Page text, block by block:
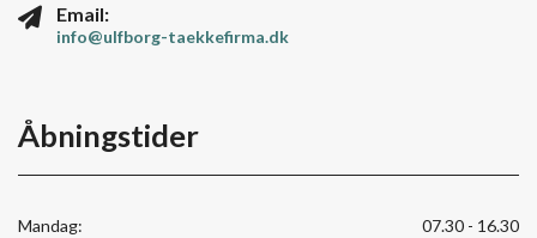
Email:
info@ulfborg-taekkefirma.dk
Åbningstider
Mandag:
07.30 - 16.30